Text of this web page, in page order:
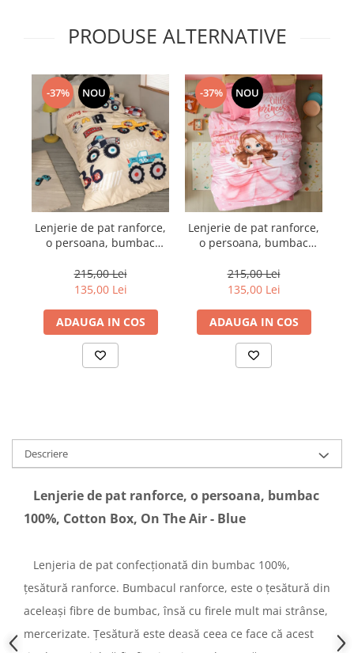
PRODUSE ALTERNATIVE
-37% NOU
Lenjerie de pat ranforce,
o persoana, bumbac
Beige
215,00 Lei
135,00 Lei
ADAUGA IN COS
-37% NOU
Lenjerie de pat ranforce,
o persoana, bumbac
Gimbiya - Pink
215,00 Lei
135,00 Lei
ADAUGA IN COS
Descriere
Lenjerie de pat ranforce, o persoana, bumbac
100%, Cotton Box, On The Air - Blue
Lenjeria de pat confecționată din bumbac 100%,
țesătură ranforce. Bumbacul ranforce, este o țesătură din
aceleași fibre de bumbac, însă cu firele mult mai strânse,
mercerizate. Țesătură este deasă ceea ce face că acest